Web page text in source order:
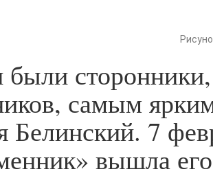
самым
Белинский. 7
вышла